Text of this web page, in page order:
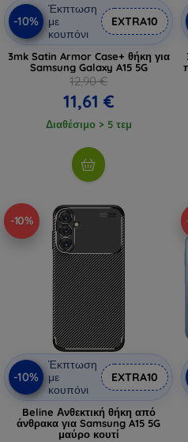
-10%
Έκπτωση
με
κουπόνι
EXTRA10
3mk Satin Armor Case+ θήκη για
Samsung Galaxy A15 5G
12,90 €
11,61 €
Διαθέσιμο > 5 τεμ
-10%
-10%
Έκπτωση
με
κουπόνι
EXTRA10
Beline Ανθεκτική θήκη από
άνθρακα για Samsung A15 5G
μαύρο κουτί